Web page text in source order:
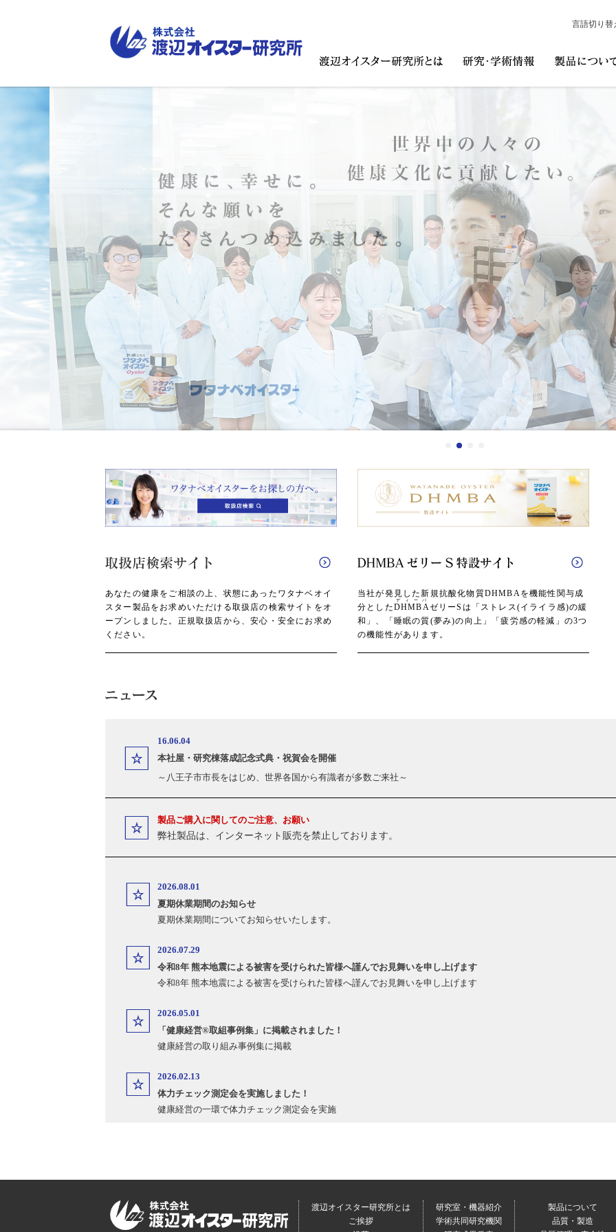
言語切り替
あなたの健康をご相談の上、状態にあったワタナベオイ
スター製品をお求めいただける取扱店の検索サイトをオ
ープンしました。正規取扱店から、安心・安全にお求め
ください。
当社が発見した新規抗酸化物質DHMBAを機能性関与成
分としたDHMBA
ディーバ
ゼリーSは「ストレス(イライラ感)の緩
和」、「睡眠の質(夢み)の向上」「疲労感の軽減」の3つ
の機能性があります。
16.06.04
本社屋・研究棟落成記念式典・祝賀会を開催
～八王子市市長をはじめ、世界各国から有識者が多数ご来社～
製品ご購入に関してのご注意、お願い
弊社製品は、インターネット販売を禁止しております。
2026.08.01
夏期休業期間のお知らせ
夏期休業期間についてお知らせいたします。
2026.07.29
令和8年 熊本地震による被害を受けられた皆様へ謹んでお見舞いを申し上げます
令和8年 熊本地震による被害を受けられた皆様へ謹んでお見舞いを申し上げます
2026.05.01
「健康経営®取組事例集」に掲載されました！
健康経営の取り組み事例集に掲載
2026.02.13
体力チェック測定会を実施しました！
健康経営の一環で体力チェック測定会を実施
2025.09.01
小・中学校のキャリア教育の副教材2025年度版に掲載されました！
渡辺オイスター研究所とは
ご挨拶
研究室・機器紹介
学術共同研究機関
製品について
品質・製造